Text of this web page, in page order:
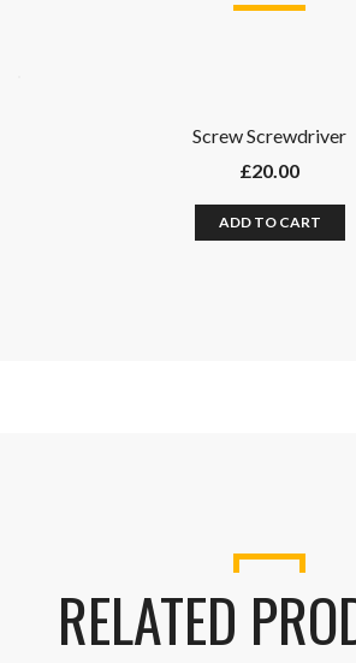
Screw Screwdriver
£20.00
ADD TO CART
RELATED